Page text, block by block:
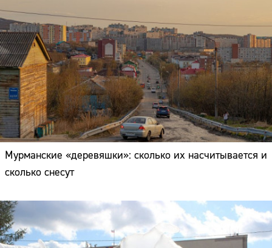
Мурманские «деревяшки»: сколько их насчитывается и
сколько снесут